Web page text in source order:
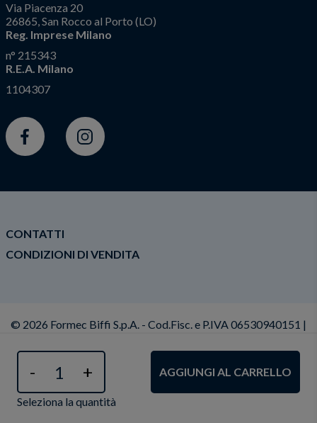
- +
Seleziona la quantità
AGGIUNGI AL CARRELLO
Via Piacenza 20
26865, San Rocco al Porto (LO)
Reg. Imprese Milano
n° 215343
R.E.A. Milano
1104307
Facebook Instagram
CONTATTI
CONDIZIONI DI VENDITA
© 2026 Formec Biffi S.p.A. - Cod.Fisc. e P.IVA 06530940151 |
Vendita|Dichiarazione di Accessibilità|Modifica il